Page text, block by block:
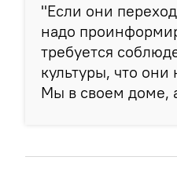
"Если они
надо
требуется
культуры, что
Мы в своем доме,